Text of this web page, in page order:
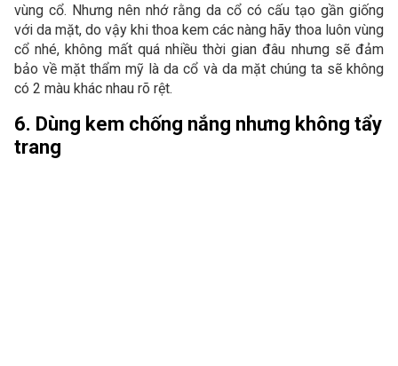
vùng cổ. Nhưng nên nhớ rằng da cổ có cấu tạo gần giống
với da mặt, do vậy khi thoa kem các nàng hãy thoa luôn vùng
cổ nhé, không mất quá nhiều thời gian đâu nhưng sẽ đảm
bảo về mặt thẩm mỹ là da cổ và da mặt chúng ta sẽ không
có 2 màu khác nhau rõ rệt.
6. Dùng kem chống nắng nhưng không tẩy
trang